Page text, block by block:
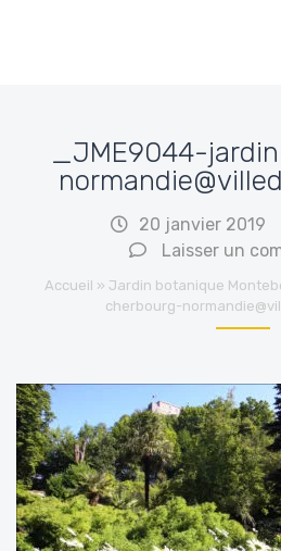
_JME9044-
20 janvier 2019
Laisser un
Accueil » Jardin botanique
cherbourg-